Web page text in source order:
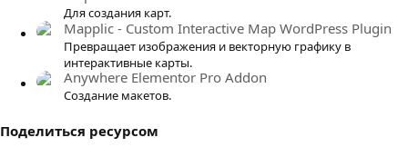
Для создания карт.
Mapplic - Custom Interactive Map WordPress Plugin
Превращает изображения и векторную графику в
интерактивные карты.
Anywhere Elementor Pro Addon
Создание макетов.
Поделиться ресурсом